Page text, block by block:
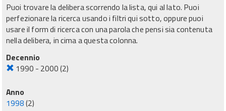
Puoi trovare la delibera scorrendo la lista, qui al lato. Puoi
perfezionare la ricerca usando i filtri qui sotto, oppure puoi
usare il form di ricerca con una parola che pensi sia contenuta
nella delibera, in cima a questa colonna.
Decennio
1990 - 2000(2)
Anno
1998(2)